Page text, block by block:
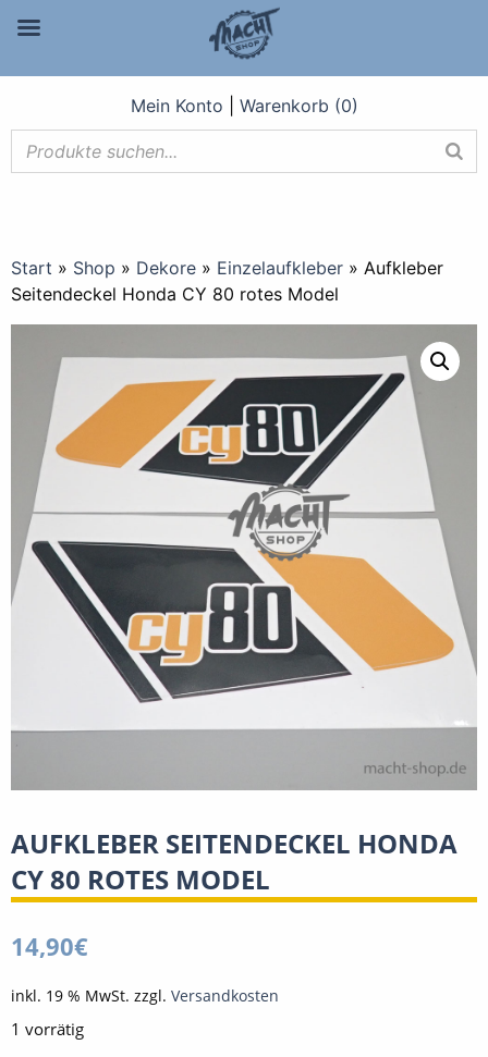
Mein Konto Warenkorb (0)
Start » Shop » Dekore » Einzelaufkleber » Aufkleber
Seitendeckel Honda CY 80 rotes Model
AUFKLEBER SEITENDECKEL HONDA
CY 80 ROTES MODEL
14,90€
inkl. 19 % MwSt. zzgl. Versandkosten
1 vorrätig